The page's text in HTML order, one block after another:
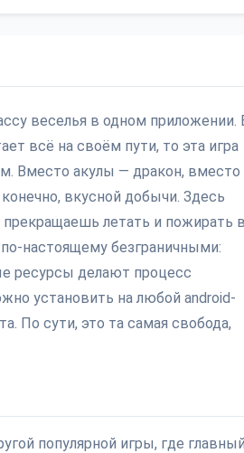
веселья в одном приложении.
всё на своём пути, то эта игра
Вместо акулы — дракон, вместо
вкусной добычи. Здесь
летать и пожирать
настоящему безграничными:
ресурсы делают процесс
установить на любой android-
По сути, это та самая свобода,
популярной игры, где